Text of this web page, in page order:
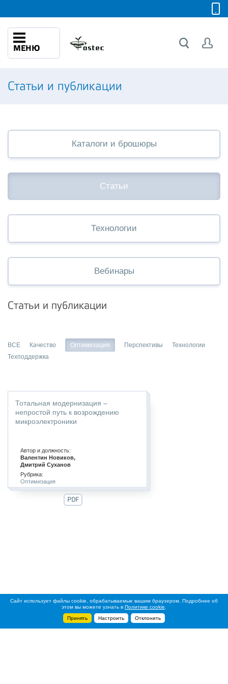
МЕНЮ
Статьи и публикации
Каталоги и брошюры
Статьи
Технологии
Вебинары
Статьи и публикации
ВСЕ Качество Оптимизация Перспективы
Технологии
Техподдержка
Тотальная модернизация –
непростой путь к возрождению
микроэлектроники
Автор и должность:
Валентин Новиков,
Дмитрий Суханов
Рубрика:
Оптимизация
PDF
Сайт использует файлы cookie, обрабатываемые вашим браузером. Подробнее об
этом вы можете узнать в Политике cookie
Принять
Настроить Отклонить